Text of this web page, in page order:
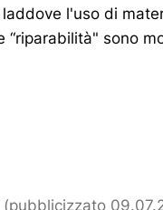
l'uso di
sono